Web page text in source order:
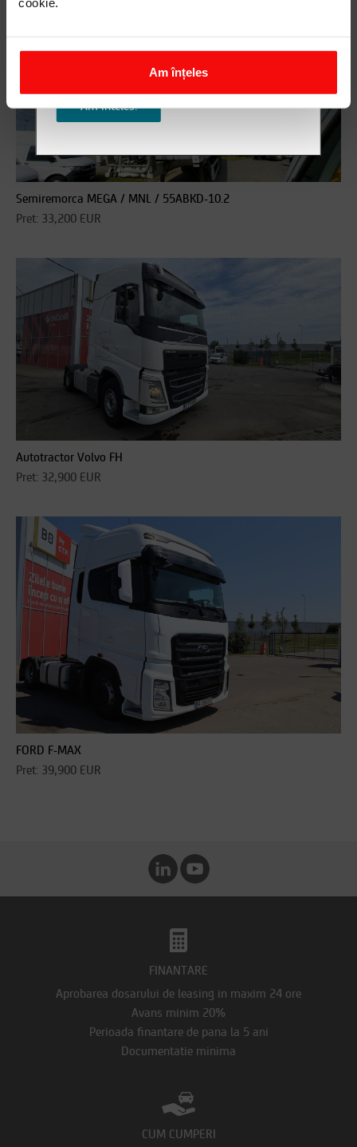
Am înțeles
Semiremorca MEGA / MNL / 55ABKD-10.2
Pret: 33,200 EUR
Autotractor Volvo FH
Pret: 32,900 EUR
FORD F-MAX
Pret: 39,900 EUR
FINANTARE
Aprobarea dosarului de leasing in maxim 24 ore
Avans minim 20%
Perioada finantare de pana la 5 ani
Documentatie minima
CUM CUMPERI
includ informatii sau cereri referitoare la
Pentru orice detalii, nu ezita sa ne
Am inteles!